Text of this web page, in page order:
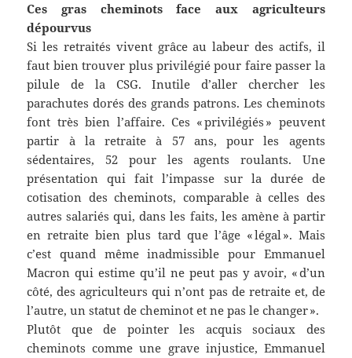
Ces gras cheminots face aux agriculteurs
dépourvus
Si les retraités vivent grâce au labeur des actifs, il
faut bien trouver plus privilégié pour faire passer la
pilule de la CSG. Inutile d’aller chercher les
parachutes dorés des grands patrons. Les cheminots
font très bien l’affaire. Ces « privilégiés » peuvent
partir à la retraite à 57 ans, pour les agents
sédentaires, 52 pour les agents roulants. Une
présentation qui fait l’impasse sur la durée de
cotisation des cheminots, comparable à celles des
autres salariés qui, dans les faits, les amène à partir
en retraite bien plus tard que l’âge « légal ». Mais
c’est quand même inadmissible pour Emmanuel
Macron qui estime qu’il ne peut pas y avoir, « d’un
côté, des agriculteurs qui n’ont pas de retraite et, de
l’autre, un statut de cheminot et ne pas le changer ».
Plutôt que de pointer les acquis sociaux des
cheminots comme une grave injustice, Emmanuel